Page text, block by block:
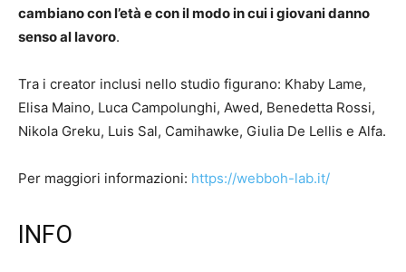
cambiano con l’età e con il modo in cui i giovani danno
senso al lavoro.
Tra i creator inclusi nello studio figurano: Khaby Lame,
Elisa Maino, Luca Campolunghi, Awed, Benedetta Rossi,
Nikola Greku, Luis Sal, Camihawke, Giulia De Lellis e Alfa.
Per maggiori informazioni: https://webboh-lab.it/
INFO